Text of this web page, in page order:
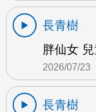
長青樹
胖仙女
2026/07/23
長青樹